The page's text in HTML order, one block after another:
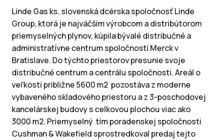
Linde Gas ks, slovenská dcérska spoločnosť Linde
Group, ktorá je najväčším výrobcom a distribútorom
priemyselných plynov, kúpila bývalé distribučné a
administratívne centrum spoločnosti Merck v
Bratislave. Do týchto priestorov presunie svoje
distribučné centrum a centrálu spoločnosti. Areál o
veľkosti približne 5600 m2 pozostáva z moderne
vybaveného skladového priestoru a z 3-poschodovej
kancelárskej budovy s celkovou plochou viac ako
3000 m2. Priemyselný tím poradenskej spoločnosti
Cushman & Wakefield sprostredkoval predaj tejto